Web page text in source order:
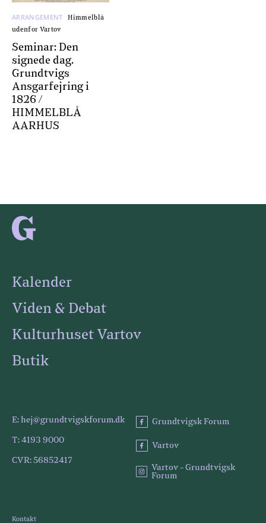
ARRANGEMENT
Himmelblå
udenfor Vartov
Seminar: Den
signede dag.
Grundtvigs
Ansgarfejring i
1826 /
HIMMELBLÅ
AARHUS
Kalender
Viden & Debat
Kulturhuset Vartov
Butik
E: hej@grundtvigskforum.dk
T: 4193 9000
CVR: 56852417
Grundtvigsk Forum
Vartov
Vartov - Grundtvigsk
Forum
Kontakt